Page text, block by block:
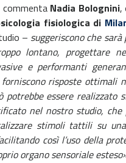
Nadia Bolognini,
fisiologica di
– suggeriscono che sarà
lontano, progettare
e performanti
risposte ottimali
potrebbe essere realizzato
nel nostro studio,
stimoli tattili su
così l’uso della
organo sensoriale